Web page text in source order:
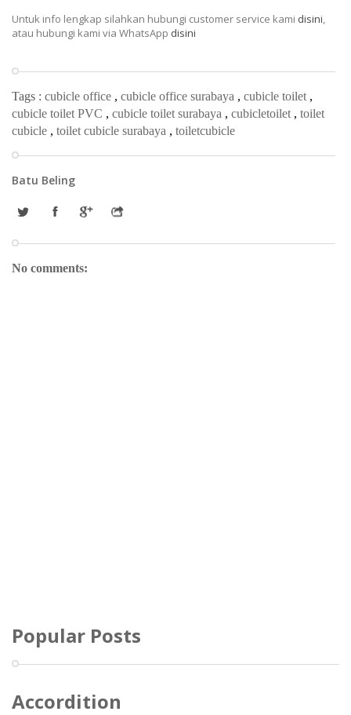
Untuk info lengkap silahkan hubungi customer service kami disini,
atau hubungi kami via WhatsApp disini
Tags : cubicle office , cubicle office surabaya , cubicle toilet ,
cubicle toilet PVC , cubicle toilet surabaya , cubicletoilet , toilet
cubicle , toilet cubicle surabaya , toiletcubicle
Batu Beling
No comments:
Popular Posts
Accordition